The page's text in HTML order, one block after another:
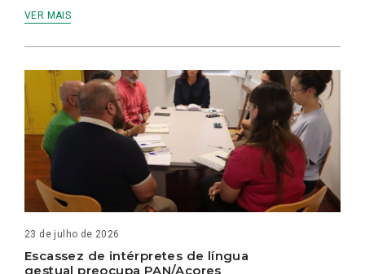
VER MAIS
23 de julho de 2026
Escassez de intérpretes de língua
gestual preocupa PAN/Açores